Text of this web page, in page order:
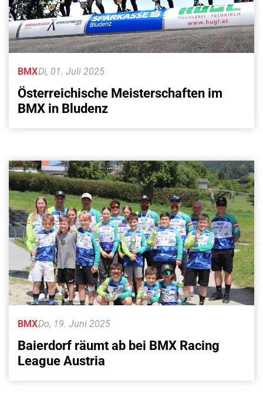
Di, 01. Juli 2025
BMX
Österreichische Meisterschaften im
BMX in Bludenz
Do, 19. Juni 2025
BMX
Baierdorf räumt ab bei BMX Racing
League Austria